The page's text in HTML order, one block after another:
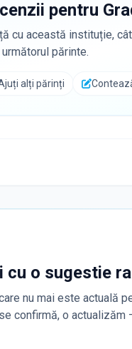
pentru
cu această instituție,
părinte.
alți părinți
cu o sugestie
nu mai este actuală
confirmă, o